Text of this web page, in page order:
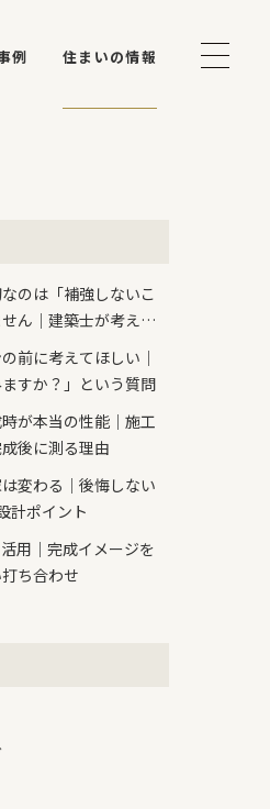
例 住まいの情報
のは「補強しないこ
ん｜建築士が考える
前に考えてほしい｜
ますか？」という質問
が本当の性能｜施工
後に測る理由
変わる｜後悔しない
計ポイント
用｜完成イメージを
ち合わせ